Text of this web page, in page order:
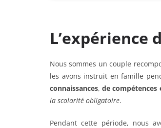
L’expérience
Nous sommes un couple
les avons instruit en famille
connaissances,de compétences
la scolarité obligatoire.
Pendant cette période, nous